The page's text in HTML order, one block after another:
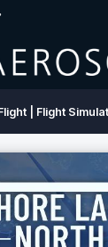
| Flight